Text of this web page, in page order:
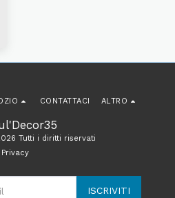
Tutti i diritti riservati
Privacy
CONTATTACI ALTRO
ISCRIVITI